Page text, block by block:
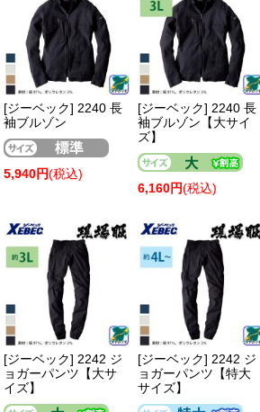
[ジーベック] 2240 長
袖ブルゾン
5,940円(税込)
[ジーベック] 2240 長
袖ブルゾン【大サイ
ズ】
6,160円(税込)
[ジーベック] 2242 ジ
ョガーパンツ【大サ
イズ】
[ジーベック] 2242 ジ
ョガーパンツ【特大
サイズ】